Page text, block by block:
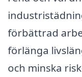
förbättrad
förlänga
och minska